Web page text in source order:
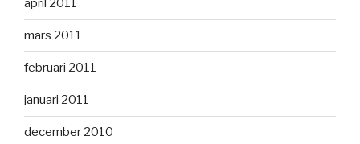
april 2011
mars 2011
februari 2011
januari 2011
december 2010